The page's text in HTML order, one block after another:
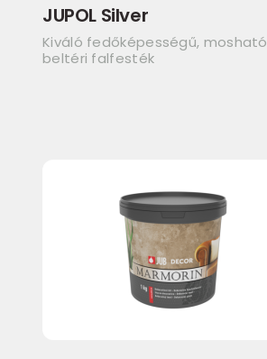
JUPOL Silver
Kiváló fedőképességű, mosható
beltéri falfesték